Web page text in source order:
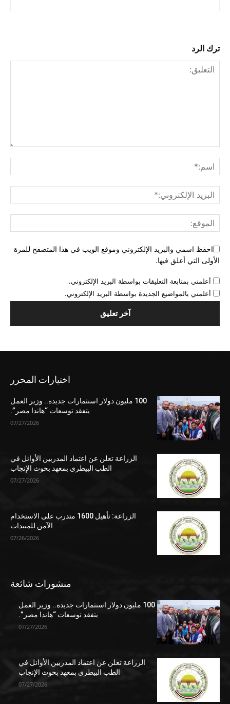
ترك الرد
احفظ اسمي والبريد الإلكتروني وموقع الويب في هذا المتصفح للمرة
الأولى التي أعلق فيها.
أعلمني بمتابعة التعليقات بواسطة البريد الإلكتروني.
أعلمني بالمواضيع الجديدة بواسطة البريد الإلكتروني.
اختيارات المحرر
100 مليون دولار استثمارات جديدة.. وزير العمل
يتفقد توسعات “هاندا مصر”.
07/27/2026
الزراعة تعلن عن اعتماد المدربين الأوائل في
الطب البيطري بمعهد بحوث الإنجاب
07/27/2026
الزراعة: تأهيل 1600 متدرب على الاستخدام
الآمن للمبيدات
07/26/2026
منشورات شائعة
100 مليون دولار استثمارات جديدة.. وزير العمل
يتفقد توسعات “هاندا مصر”.
07/27/2026
الزراعة تعلن عن اعتماد المدربين الأوائل في
الطب البيطري بمعهد بحوث الإنجاب
07/27/2026